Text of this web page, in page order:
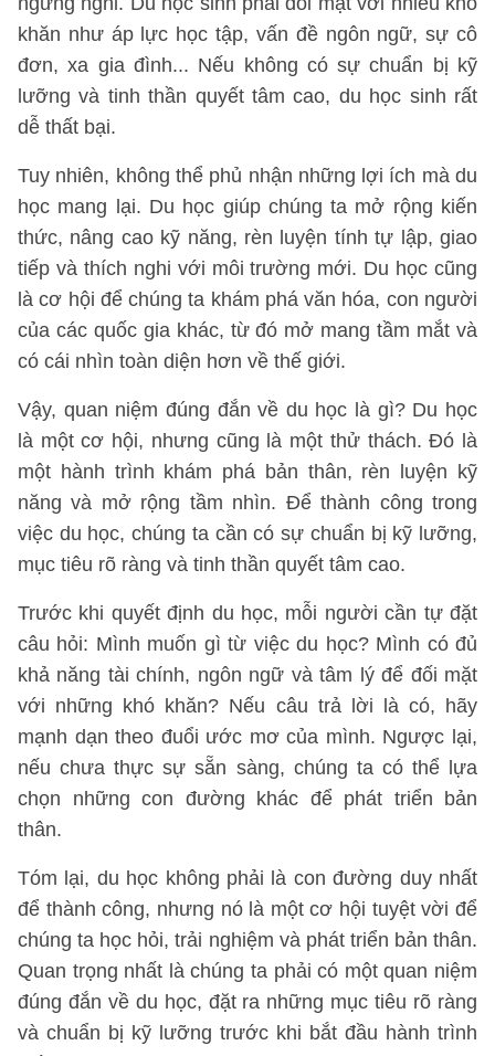
khăn như áp lực học tập, vấn đề ngôn ngữ, sự cô
đơn, xa gia đình... Nếu không có sự chuẩn bị kỹ
lưỡng và tinh thần quyết tâm cao, du học sinh rất
dễ thất bại.
Tuy nhiên, không thể phủ nhận những lợi ích mà du
học mang lại. Du học giúp chúng ta mở rộng kiến
thức, nâng cao kỹ năng, rèn luyện tính tự lập, giao
tiếp và thích nghi với môi trường mới. Du học cũng
là cơ hội để chúng ta khám phá văn hóa, con người
của các quốc gia khác, từ đó mở mang tầm mắt và
có cái nhìn toàn diện hơn về thế giới.
Vậy, quan niệm đúng đắn về du học là gì? Du học
là một cơ hội, nhưng cũng là một thử thách. Đó là
một hành trình khám phá bản thân, rèn luyện kỹ
năng và mở rộng tầm nhìn. Để thành công trong
việc du học, chúng ta cần có sự chuẩn bị kỹ lưỡng,
mục tiêu rõ ràng và tinh thần quyết tâm cao.
Trước khi quyết định du học, mỗi người cần tự đặt
câu hỏi: Mình muốn gì từ việc du học? Mình có đủ
khả năng tài chính, ngôn ngữ và tâm lý để đối mặt
với những khó khăn? Nếu câu trả lời là có, hãy
mạnh dạn theo đuổi ước mơ của mình. Ngược lại,
nếu chưa thực sự sẵn sàng, chúng ta có thể lựa
chọn những con đường khác để phát triển bản
thân.
Tóm lại, du học không phải là con đường duy nhất
để thành công, nhưng nó là một cơ hội tuyệt vời để
chúng ta học hỏi, trải nghiệm và phát triển bản thân.
Quan trọng nhất là chúng ta phải có một quan niệm
đúng đắn về du học, đặt ra những mục tiêu rõ ràng
và chuẩn bị kỹ lưỡng trước khi bắt đầu hành trình